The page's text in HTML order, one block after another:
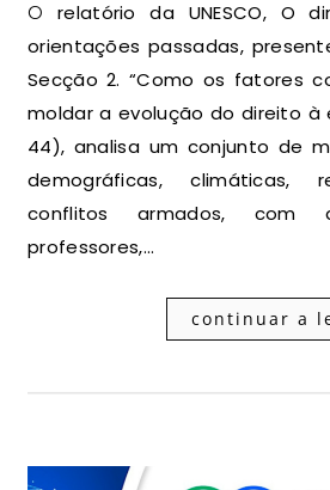
O relatório da UNESCO, O direito à educação:
orientações passadas,
Secção 2. “Como os fatores
moldar a evolução do direito à
44), analisa um conjunto de
demográficas, climáticas,
conflitos armados, com
professores,…
continuar a